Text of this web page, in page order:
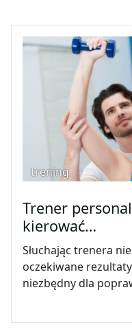
trening
Trener
kierować…
Słuchając trenera
oczekiwane
niezbędny dla